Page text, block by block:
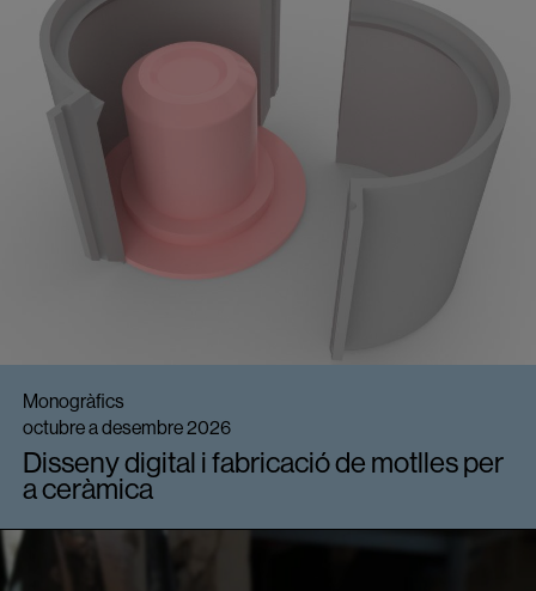
Monogràfics
octubre a desembre 2026
Disseny digital i fabricació de motlles per
a ceràmica